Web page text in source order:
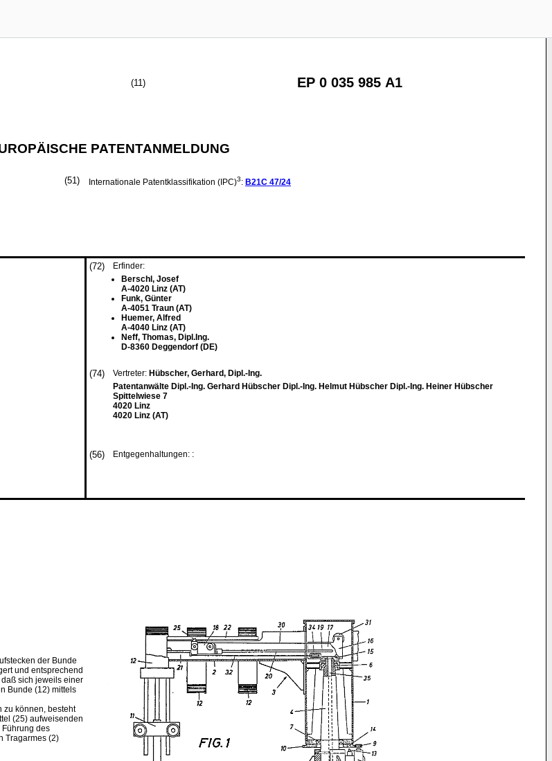
(11) EP 0 035 985 A1
PATENTANMELDUNG
(51) Internationale Patentklassifikation (IPC)3: B21C 47/24
(72)
Erfinder:
Berschl, Josef
A-4020 Linz (AT)
Funk, Günter
A-4051 Traun (AT)
Huemer, Alfred
A-4040 Linz (AT)
Neff, Thomas, Dipl.Ing.
D-8360 Deggendorf (DE)
(74) Vertreter: Hübscher, Gerhard, Dipl.-Ing.
Patentanwälte Dipl.-Ing. Gerhard Hübscher Dipl.-Ing. Helmut Hübscher Dipl.-Ing. Heiner Hübscher
Spittelwiese 7
4020 Linz
4020 Linz (AT)
(56) Entgegenhaltungen: :
der Bunde
und entsprechend
sich jeweils einer
Bunde (12) mittels
zu können, besteht
(25) aufweisenden
des
Tragarmes (2)